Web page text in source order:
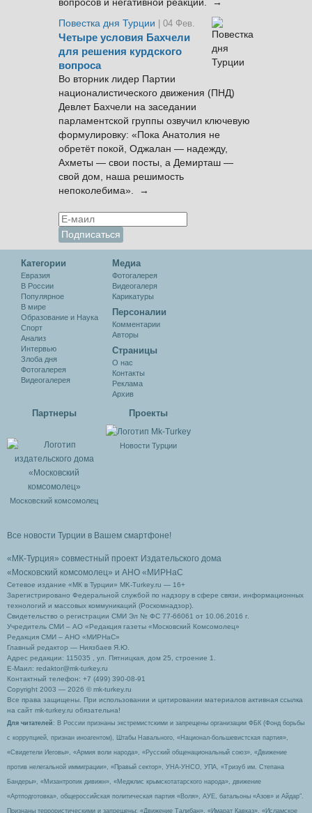
вопросов и негативной реакции. →
Повестка дня Турции
| 04 Фев.
Четыре условия Бахчели
для решения курдского
вопроса
Во вторник лидер Партии
националистического движения (ПНД)
Девлет Бахчели на заседании
парламентской группы озвучил ключевую
формулировку: «Пока Анатолия не
обретёт покой, Оджалан — надежду,
Ахметы — свои посты, а Демирташ —
свой дом, наша решимость
непоколебима». →
Категории
Евразия
В России
Популярное
В мире
Образование и Наука
Спорт
Анализ
Интервью
Злоба дня
Фотогалерея
Видеогалерея
Медиа
Фотогалерея
Видеогалеря
Карикатуры
Персоналии
Комментарии
Авторы
Cтраницы
О нас
Контакты
Реклама
Архив
Партнеры
Московский комсомолец
Проекты
Новости Турции
Все новости Турции в Вашем смартфоне!
«МК-Турция» совместный проект Издательского дома
«Московский комсомолец» и АНО «МИРНаС
Сетевое издание «МК в Турции» MK-Turkey.ru — 16+
Зарегистрировано Федеральной службой по надзору в сфере связи, информационных
технологий и массовых коммуникаций (Роскомнадзор).
Свидетельство о регистрации СМИ Эл № ФС 77-66061 от 10.06.2016 г.
Учредитель СМИ – АО «Редакция газеты «Московский Комсомолец»
Редакция СМИ – АНО «МИРНаС»
Главный редактор — Ниязбаев Я.Ю.
Адрес редакции: 115035 , ул. Пятницкая, дом 25, строение 1.
Е-Маил: redaktor@mk-turkey.ru
Контактный телефон: +7 (499) 390-08-91
Copyright 2003 — 2026 © mk-turkey.ru
Все права защищены. При использовании и цитировании материалов активная ссылка
на сайт mk-turkey.ru обязательна!
Для читателей : В России признаны экстремистскими и запрещены организации ФБК (Фонд борьбы
с коррупцией, признан иноагентом), Штабы Навального, «Национал-большевистская партия»,
«Свидетели Иеговы», «Армия воли народа», «Русский общенациональный союз», «Движение
против нелегальной иммиграции», «Правый сектор», УНА-УНСО, УПА, «Тризуб им. Степана
Бандеры», «Мизантропик дивижн», «Меджлис крымскотатарского народа», движение
«Артподготовка», общероссийская политическая партия «Воля», АУЕ, батальоны «Азов» и Айдар″.
Признаны террористическими и запрещены: «Движение Талибан», «Имарат Кавказ», «Исламское